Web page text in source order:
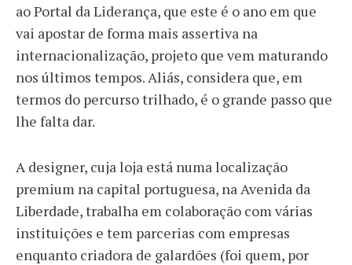
ao Portal da Liderança, que este é o ano em que
vai apostar de forma mais assertiva na
internacionalização, projeto que vem maturando
nos últimos tempos. Aliás, considera que, em
termos do percurso trilhado, é o grande passo que
lhe falta dar.
A designer, cuja loja está numa localização
premium na capital portuguesa, na Avenida da
Liberdade, trabalha em colaboração com várias
instituições e tem parcerias com empresas
enquanto criadora de galardões (foi quem, por